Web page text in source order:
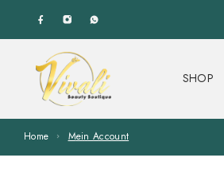
SHOP
Home Mein Account